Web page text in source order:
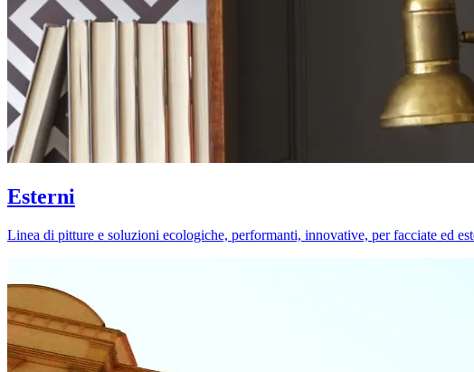
Esterni
Linea di pitture e soluzioni ecologiche, performanti, innovative, per facciate ed